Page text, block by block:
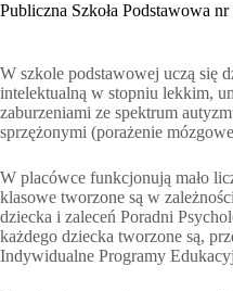
Publiczna Szkoła Podstawowa
W szkole podstawowej uczą się
intelektualną w stopniu lekkim,
zaburzeniami ze spektrum
sprzężonymi (porażenie
W placówce funkcjonują mało
klasowe tworzone są w
dziecka i zaleceń Poradni
każdego dziecka tworzone są,
Indywidualne Programy